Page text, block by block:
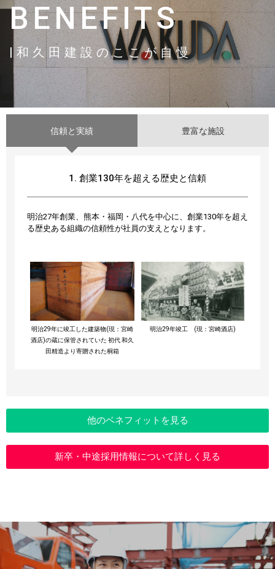
BENEFITS
|和久田建設のここが自慢
信頼と実績 豊富な施設
1. 創業130年を超える歴史と信頼
明治27年創業、熊本・福岡・八代を中心に、創業130年を超え
る歴史ある組織の信頼性が社員の支えとなります。
明治29年に竣工した建築物(現：宮崎
酒店)の蔵に保管されていた 初代 和久
田精造より寄贈された桐箱
明治29年竣工 (現：宮崎酒店)
他のベネフィットを見る
新卒・中途採用情報について詳しく見る